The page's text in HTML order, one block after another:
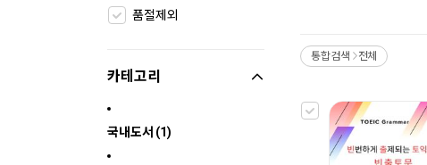
품절제외
카테고리
국내도서 (1)
통합검색 >
전체